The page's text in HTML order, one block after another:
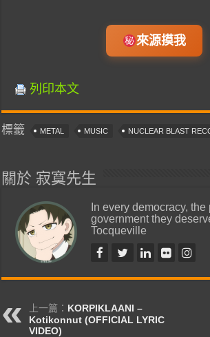
來源摸我
列印本文
標籤 METAL MUSIC NUCLEAR BLAST
關於 寂寞先生
In every democracy, the
government they
Tocqueville
上一篇： KORPIKLAANI –
Kotikonnut (OFFICIAL LYRIC
VIDEO)